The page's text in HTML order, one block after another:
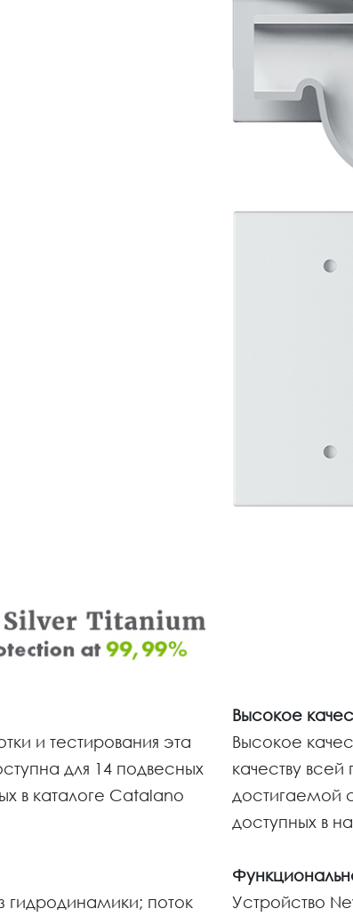
и тестирования эта
для 14 подвесных
в каталоге Catalano
Высокое
Высокое
качеству
достигаемой
доступных в
гидродинамики; поток
Устройство